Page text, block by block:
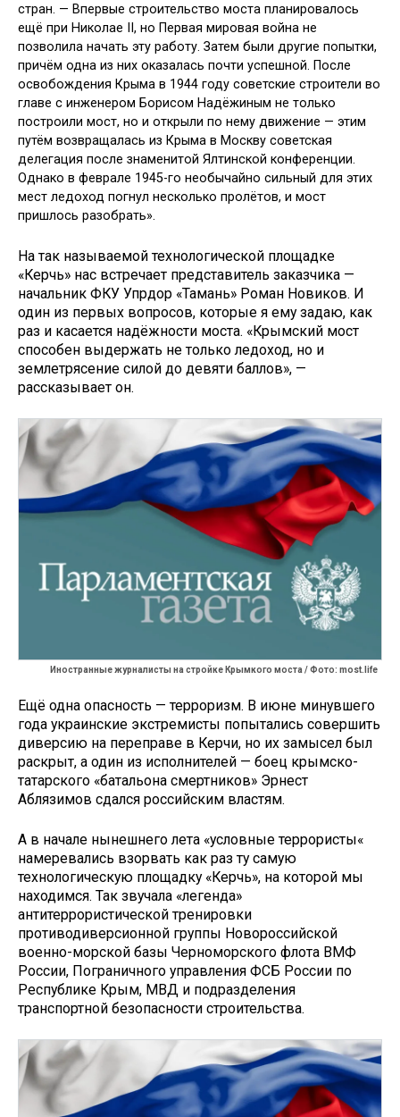
стран. — Впервые строительство моста планировалось
ещё при Николае II, но Первая мировая война не
позволила начать эту работу. Затем были другие попытки,
причём одна из них оказалась почти успешной. После
освобождения Крыма в 1944 году советские строители во
главе с инженером Борисом Надёжиным не только
построили мост, но и открыли по нему движение — этим
путём возвращалась из Крыма в Москву советская
делегация после знаменитой Ялтинской конференции.
Однако в феврале 1945-го необычайно сильный для этих
мест ледоход погнул несколько пролётов, и мост
пришлось разобрать».
На так называемой технологической площадке
«Керчь» нас встречает представитель заказчика —
начальник ФКУ Упрдор «Тамань» Роман Новиков. И
один из первых вопросов, которые я ему задаю, как
раз и касается надёжности моста. «Крымский мост
способен выдержать не только ледоход, но и
землетрясение силой до девяти баллов», —
рассказывает он.
Иностранные журналисты на стройке Крымкого моста / Фото: most.life
Ещё одна опасность — терроризм. В июне минувшего
года украинские экстремисты попытались совершить
диверсию на переправе в Керчи, но их замысел был
раскрыт, а один из исполнителей — боец крымско-
татарского «батальона смертников» Эрнест
Аблязимов сдался российским властям.
А в начале нынешнего лета «условные террористы«
намеревались взорвать как раз ту самую
технологическую площадку «Керчь», на которой мы
находимся. Так звучала «легенда»
антитеррористической тренировки
противодиверсионной группы Новороссийской
военно-морской базы Черноморского флота ВМФ
России, Пограничного управления ФСБ России по
Республике Крым, МВД и подразделения
транспортной безопасности строительства.